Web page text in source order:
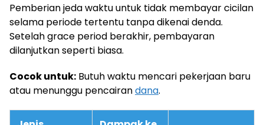
Pemberian jeda waktu untuk tidak membayar cicilan
selama periode tertentu tanpa dikenai denda.
Setelah grace period berakhir, pembayaran
dilanjutkan seperti biasa.
Cocok untuk: Butuh waktu mencari pekerjaan baru
atau menunggu pencairandana.